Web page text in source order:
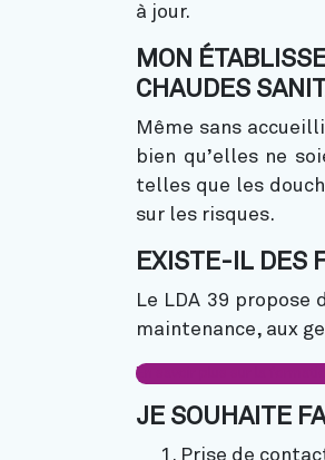
à jour.
MON
CHAUDES
Même sans
bien qu’elles ne
telles que les
sur les risques.
EXISTE-IL DES
Le LDA 39
maintenance, aux
En savoir plus sur la
JE SOUHAITE
Prise de